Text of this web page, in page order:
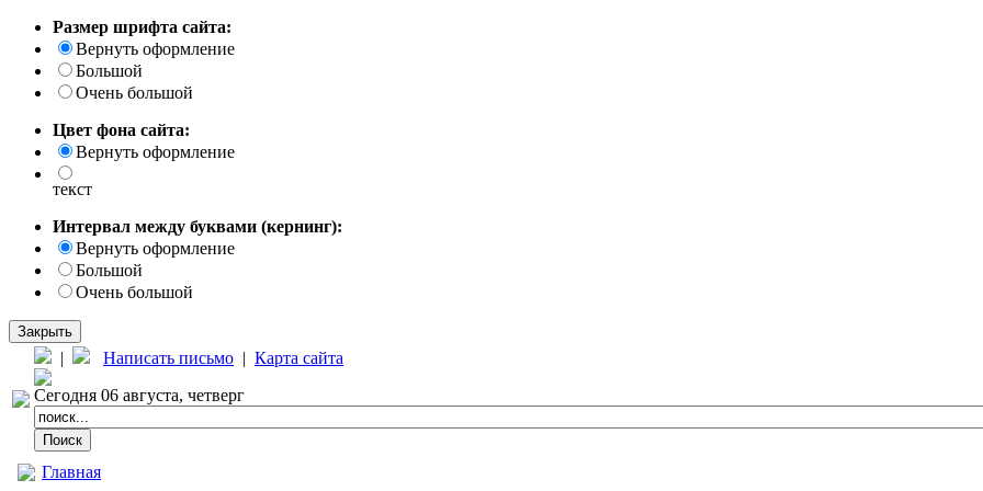
Размер шрифта сайта:
Вернуть оформление
Большой
Очень большой
Цвет фона сайта:
Вернуть оформление
текст
Интервал между буквами (кернинг):
Вернуть оформление
Большой
Очень большой
Закрыть
| Написать письмо | Карта сайта
Сегодня 06 августа, четверг
Главная